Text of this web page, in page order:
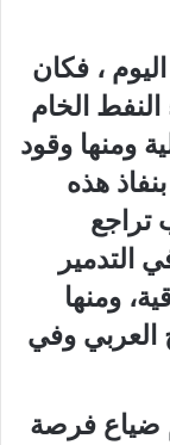
، فكان
الخام
ومنها وقود
هذه
تراجع
التدمير
ومنها
العربي وفي
ضياع فرصة